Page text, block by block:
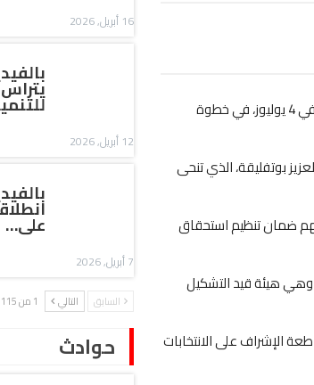
الانتخابات الرئاسية المزمع إجراؤها في 4 يوليوز، في خطوة
بوتفليقة، الذي تنحى
ضمان تنظيم استحقاق
وهي هيئة قيد التشكيل
الإشراف على الانتخابات
16 أبريل, 2026
12 أبريل, 2026
على…
7 أبريل, 2026
السابق التالي 1 من 115
حوادث